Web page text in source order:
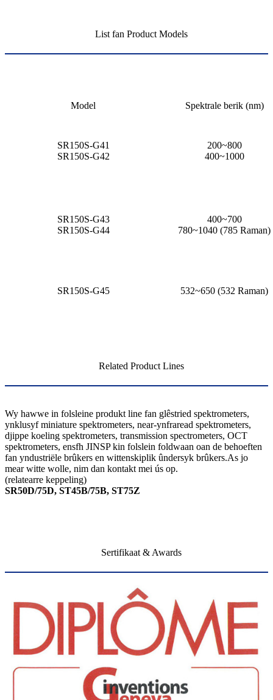
List fan Product Models
Model Spektrale berik (nm)
SR150S-G41
SR150S-G42
200~800
400~1000
SR150S-G43
SR150S-G44
400~700
780~1040 (785 Raman)
SR150S-G45 532~650 (532 Raman)
Related Product Lines
Wy hawwe in folsleine produkt line fan glêstried spektrometers,
ynklusyf miniature spektrometers, near-ynfraread spektrometers,
djippe koeling spektrometers, transmission spectrometers, OCT
spektrometers, ensfh JINSP kin folslein foldwaan oan de behoeften
fan yndustriële brûkers en wittenskiplik ûndersyk brûkers.As jo ​​
mear witte wolle, nim dan kontakt mei ús op.
(relatearre keppeling)
SR50D/75D, ST45B/75B, ST75Z
Sertifikaat & Awards